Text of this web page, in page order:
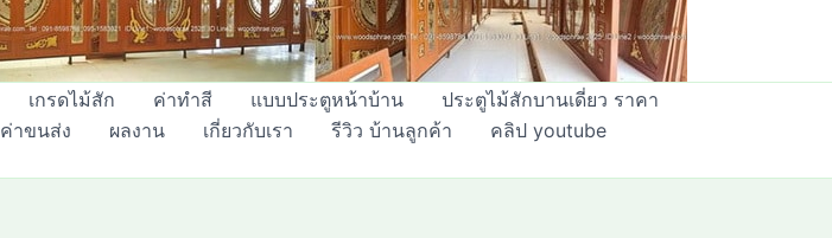
เกรดไม้สัก ค่าทำสี แบบประตูหน้าบ้าน
ประตูไม้สักบานเดี่ยว ราคา
ค่าขนส่ง ผลงาน เกี่ยวกับเรา รีวิว บ้านลูกค้า
คลิป youtube